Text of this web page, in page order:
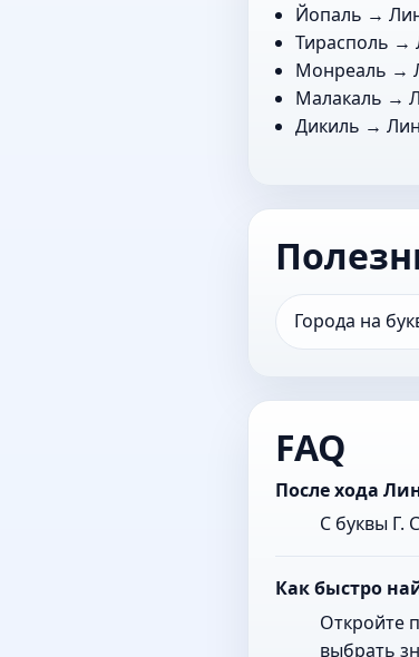
Йопаль →
Тирасполь →
Монреаль →
Малакаль →
Дикиль →
Города на
FAQ
После хода
С буквы Г.
Как быстро
Откройте
выбрать